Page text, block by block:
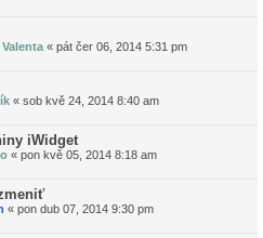
« pát čer 06, 2014 5:31 pm
« sob kvě 24, 2014 8:40 am
iWidget
« pon kvě 05, 2014 8:18 am
« pon dub 07, 2014 9:30 pm